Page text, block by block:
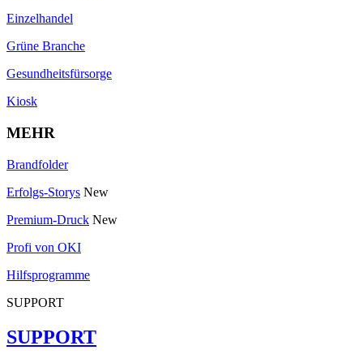
Einzelhandel
Grüne Branche
Gesundheitsfürsorge
Kiosk
MEHR
Brandfolder
Erfolgs-Storys New
Premium-Druck New
Profi von OKI
Hilfsprogramme
SUPPORT
SUPPORT